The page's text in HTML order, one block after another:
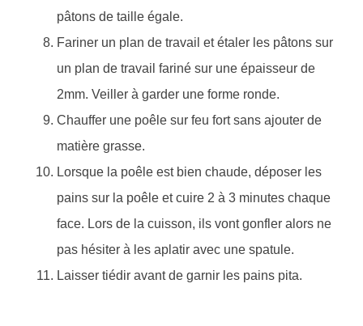
pâtons de taille égale.
Fariner un plan de travail et étaler les pâtons sur
un plan de travail fariné sur une épaisseur de
2mm. Veiller à garder une forme ronde.
Chauffer une poêle sur feu fort sans ajouter de
matière grasse.
Lorsque la poêle est bien chaude, déposer les
pains sur la poêle et cuire 2 à 3 minutes chaque
face. Lors de la cuisson, ils vont gonfler alors ne
pas hésiter à les aplatir avec une spatule.
Laisser tiédir avant de garnir les pains pita.